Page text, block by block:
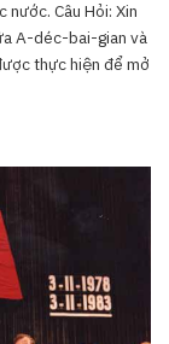
Câu Hỏi: Xin
A-déc-bai-gian và
thực hiện để mở